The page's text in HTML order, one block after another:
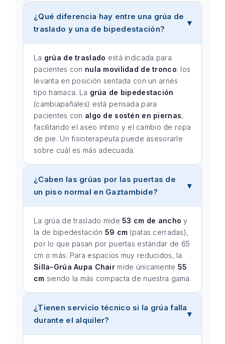
¿Qué diferencia hay entre una grúa de
traslado y una de bipedestación?
La grúa de traslado está indicada para
pacientes con nula movilidad de tronco: los
levanta en posición sentada con un arnés
tipo hamaca. La grúa de bipedestación
(cambiapañales) está pensada para
pacientes con algo de sostén en piernas,
facilitando el aseo íntimo y el cambio de ropa
de pie. Un fisioterapeuta puede asesorarle
sobre cuál es más adecuada.
¿Caben las grúas por las puertas de
un piso normal en Gaztambide?
La grúa de traslado mide53 cm de ancho y
la de bipedestación 59 cm (patas cerradas),
por lo que pasan por puertas estándar de 65
cm o más. Para espacios muy reducidos, la
Silla-Grúa Aupa Chair mide únicamente 55
cm siendo la más compacta de nuestra gama.
¿Tienen servicio técnico si la grúa falla
durante el alquiler?